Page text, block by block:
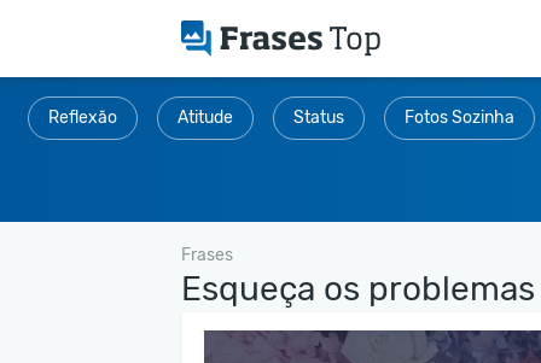
Reflexão Atitude Status Fotos Sozinha
Frases
Esqueça os problemas